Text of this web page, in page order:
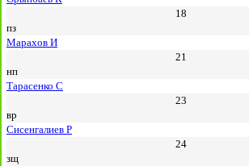
18
пз
Марахов И
21
нп
Тарасенко С
23
вр
Сисенгалиев Р
24
зщ